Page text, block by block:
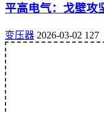
平高电气：戈壁攻
变压器 2026-03-02 127